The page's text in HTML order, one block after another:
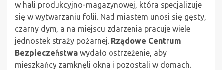
w hali produkcyjno-magazynowej, która specjalizuje
się w wytwarzaniu folii. Nad miastem unosi się gęsty,
czarny dym, a na miejscu zdarzenia pracuje wiele
jednostek straży pożarnej. Rządowe Centrum
Bezpieczeństwa wydało ostrzeżenie, aby
mieszkańcy zamknęli okna i pozostali w domach.